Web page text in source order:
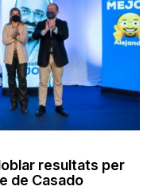
resultats per
de Casado